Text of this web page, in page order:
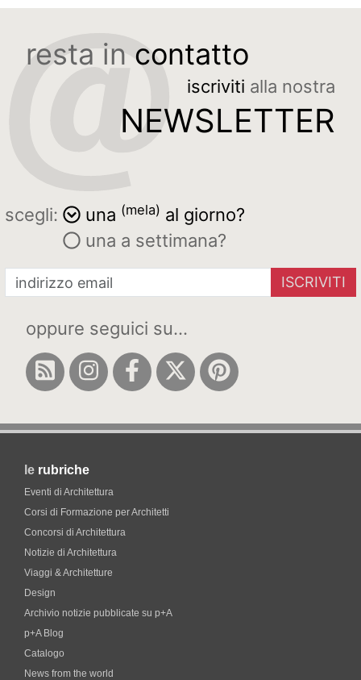
resta in contatto
iscriviti alla nostra
NEWSLETTER
scegli: una (mela) al giorno?
una a settimana?
ISCRIVITI
oppure seguici su...
le rubriche
Eventi di Architettura
Corsi di Formazione per Architetti
Concorsi di Architettura
Notizie di Architettura
Viaggi & Architetture
Design
Archivio notizie pubblicate su p+A
p+A Blog
Catalogo
News from the world